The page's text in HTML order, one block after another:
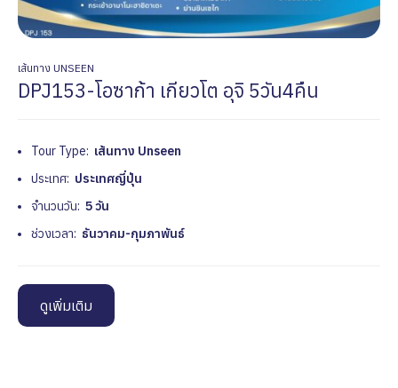
เส้นทาง UNSEEN
DPJ153-โอซาก้า เกียวโต อุจิ 5วัน4คืน
Tour Type: เส้นทาง Unseen
ประเทศ: ประเทศญี่ปุ่น
จำนวนวัน: 5 วัน
ช่วงเวลา: ธันวาคม-กุมภาพันธ์
ดูเพิ่มเติม